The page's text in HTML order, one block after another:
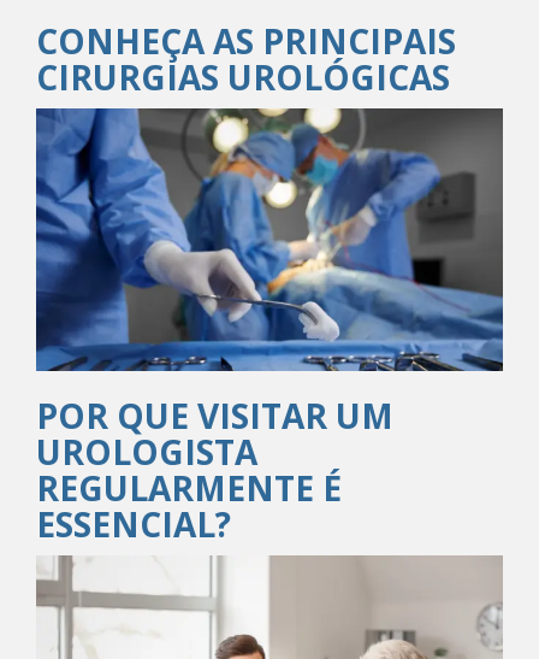
CONHEÇA AS PRINCIPAIS
CIRURGIAS UROLÓGICAS
POR QUE VISITAR UM
UROLOGISTA
REGULARMENTE É
ESSENCIAL?